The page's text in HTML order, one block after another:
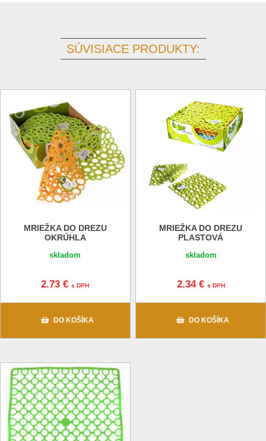
SÚVISIACE PRODUKTY:
MRIEŽKA DO DREZU
OKRÚHLA
skladom
2.73 €s DPH
DO KOŠÍKA
MRIEŽKA DO DREZU
PLASTOVÁ
skladom
2.34 € s DPH
DO KOŠÍKA